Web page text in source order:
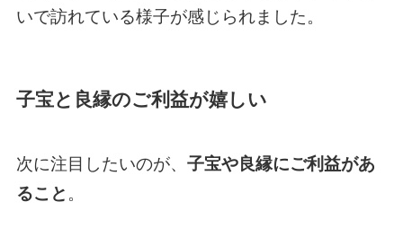
いで訪れている様子が感じられました。
子宝と良縁のご利益が嬉しい
次に注目したいのが、 子宝や良縁にご利益があ
ること 。